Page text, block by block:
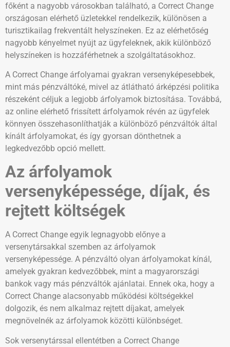
főként a nagyobb városokban található, a Correct Change
országosan elérhető üzletekkel rendelkezik, különösen a
turisztikailag frekventált helyszíneken. Ez az elérhetőség
nagyobb kényelmet nyújt az ügyfeleknek, akik különböző
helyszíneken is hozzáférhetnek a szolgáltatásokhoz.
A Correct Change árfolyamai gyakran versenyképesebbek,
mint más pénzváltóké, mivel az átlátható árképzési politika
részeként céljuk a legjobb árfolyamok biztosítása. Továbbá,
az online elérhető frissített árfolyamok révén az ügyfelek
könnyen összehasonlíthatják a különböző pénzváltók által
kínált árfolyamokat, és így gyorsan dönthetnek a
legkedvezőbb opció mellett.
Az árfolyamok
versenyképessége, díjak, és
rejtett költségek
A Correct Change egyik legnagyobb előnye a
versenytársakkal szemben az árfolyamok
versenyképessége. A pénzváltó olyan árfolyamokat kínál,
amelyek gyakran kedvezőbbek, mint a magyarországi
bankok vagy más pénzváltók ajánlatai. Ennek oka, hogy a
Correct Change alacsonyabb működési költségekkel
dolgozik, és nem alkalmaz rejtett díjakat, amelyek
megnövelnék az árfolyamok közötti különbséget.
Sok versenytárssal ellentétben a Correct Change